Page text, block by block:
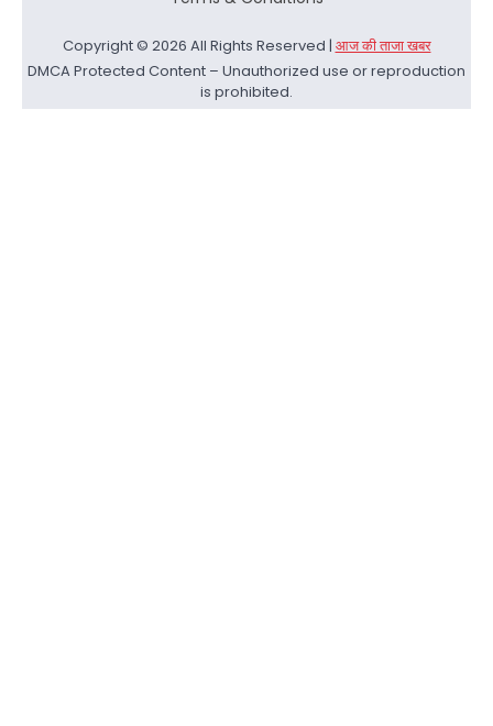
Copyright © 2026 All Rights Reserved | आज की ताजा खबर
DMCA Protected Content – Unauthorized use or reproduction
is prohibited.